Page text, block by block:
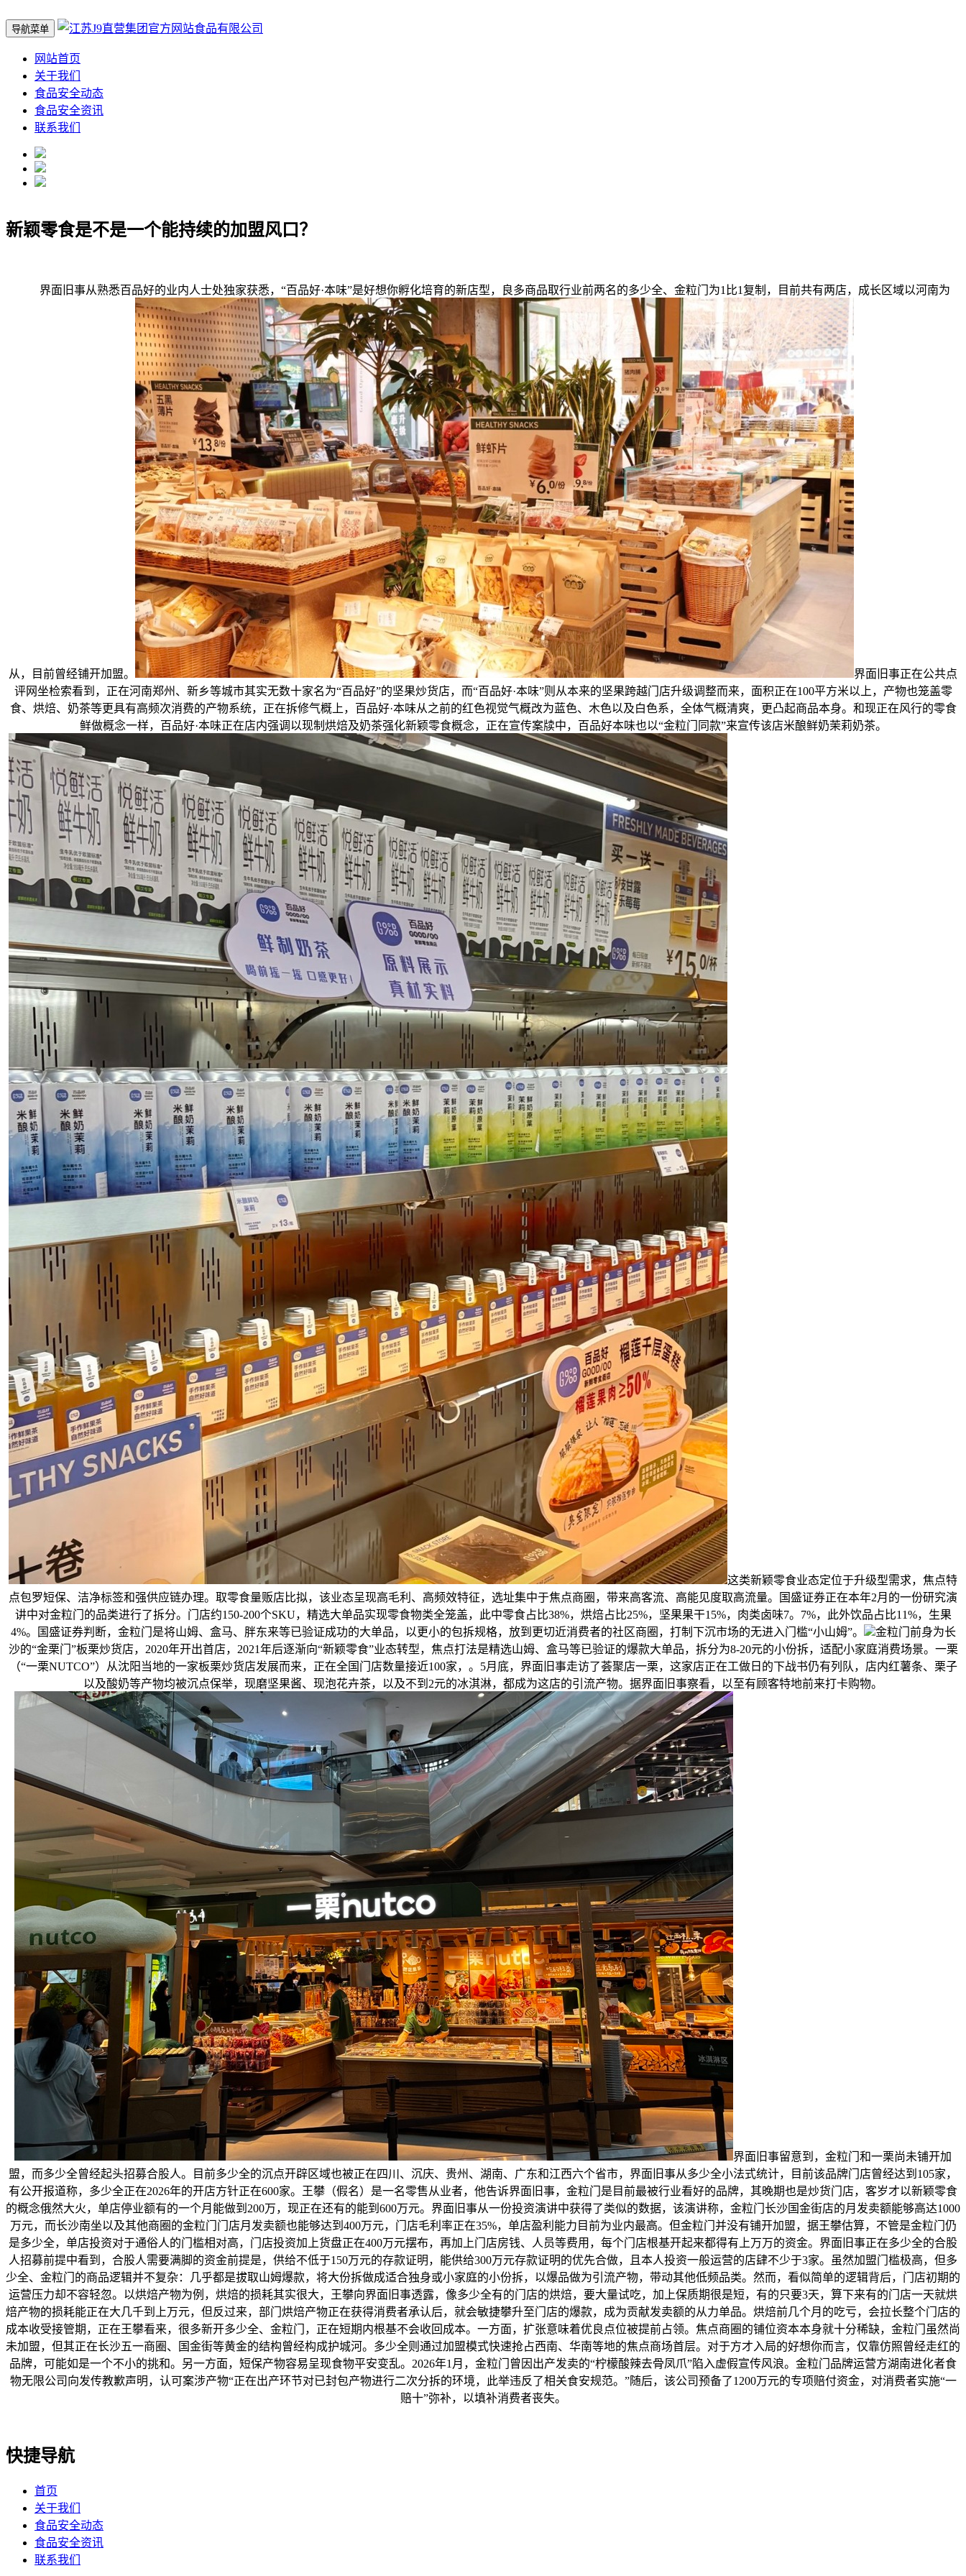
导航菜单
网站首页
关于我们
食品安全动态
食品安全资讯
联系我们
新颖零食是不是一个能持续的加盟风口？
界面旧事从熟悉百品好的业内人士处独家获悉，“百品好·本味”是好想你孵化培育的新店型，良多商品取行业前两名的多少全、金粒门为1比1复制，目前共有两店，成长区域以河南为
从，目前曾经铺开加盟。
界面旧事正在公共点
评网坐检索看到，正在河南郑州、新乡等城市其实无数十家名为“百品好”的坚果炒货店，而“百品好·本味”则从本来的坚果跨越门店升级调整而来，面积正在100平方米以上，产物也笼盖零
食、烘焙、奶茶等更具有高频次消费的产物系统，正在拆修气概上，百品好·本味从之前的红色视觉气概改为蓝色、木色以及白色系，全体气概清爽，更凸起商品本身。和现正在风行的零食
鲜做概念一样，百品好·本味正在店内强调以现制烘焙及奶茶强化新颖零食概念，正在宣传案牍中，百品好本味也以“金粒门同款”来宣传该店米酿鲜奶茉莉奶茶。
这类新颖零食业态定位于升级型需求，焦点特
点包罗短保、洁净标签和强供应链办理。取零食量贩店比拟，该业态呈现高毛利、高频效特征，选址集中于焦点商圈，带来高客流、高能见度取高流量。国盛证券正在本年2月的一份研究演
讲中对金粒门的品类进行了拆分。门店约150-200个SKU，精选大单品实现零食物类全笼盖，此中零食占比38%，烘焙占比25%，坚果果干15%，肉类卤味7。7%，此外饮品占比11%，生果
4%。国盛证券判断，金粒门是将山姆、盒马、胖东来等已验证成功的大单品，以更小的包拆规格，放到更切近消费者的社区商圈，打制下沉市场的无进入门槛“小山姆”。
金粒门前身为长
沙的“金栗门”板栗炒货店，2020年开出首店，2021年后逐渐向“新颖零食”业态转型，焦点打法是精选山姆、盒马等已验证的爆款大单品，拆分为8-20元的小份拆，适配小家庭消费场景。一栗
（“一栗NUTCO”）从沈阳当地的一家板栗炒货店发展而来，正在全国门店数量接近100家，。5月底，界面旧事走访了荟聚店一栗，这家店正在工做日的下战书仍有列队，店内红薯条、栗子
以及酸奶等产物均被沉点保举，现磨坚果酱、现泡花卉茶，以及不到2元的冰淇淋，都成为这店的引流产物。据界面旧事察看，以至有顾客特地前来打卡购物。
界面旧事留意到，金粒门和一栗尚未铺开加
盟，而多少全曾经起头招募合股人。目前多少全的沉点开辟区域也被正在四川、沉庆、贵州、湖南、广东和江西六个省市，界面旧事从多少全小法式统计，目前该品牌门店曾经达到105家，
有公开报道称，多少全正在2026年的开店方针正在600家。王攀（假名）是一名零售从业者，他告诉界面旧事，金粒门是目前最被行业看好的品牌，其晚期也是炒货门店，客岁才以新颖零食
的概念俄然大火，单店停业额有的一个月能做到200万，现正在还有的能到600万元。界面旧事从一份投资演讲中获得了类似的数据，该演讲称，金粒门长沙国金街店的月发卖额能够高达1000
万元，而长沙南坐以及其他商圈的金粒门门店月发卖额也能够达到400万元，门店毛利率正在35%，单店盈利能力目前为业内最高。但金粒门并没有铺开加盟，据王攀估算，不管是金粒门仍
是多少全，单店投资对于通俗人的门槛相对高，门店投资加上货盘正在400万元摆布，再加上门店房钱、人员等费用，每个门店根基开起来都得有上万万的资金。界面旧事正在多少全的合股
人招募前提中看到，合股人需要满脚的资金前提是，供给不低于150万元的存款证明，能供给300万元存款证明的优先合做，且本人投资一般运营的店肆不少于3家。虽然加盟门槛极高，但多
少全、金粒门的商品逻辑并不复杂：几乎都是拔取山姆爆款，将大份拆做成适合独身或小家庭的小份拆，以爆品做为引流产物，带动其他低频品类。然而，看似简单的逻辑背后，门店初期的
运营压力却不容轻忽。以烘焙产物为例，烘焙的损耗其实很大，王攀向界面旧事透露，像多少全有的门店的烘焙，要大量试吃，加上保质期很是短，有的只要3天，算下来有的门店一天就烘
焙产物的损耗能正在大几千到上万元，但反过来，部门烘焙产物正在获得消费者承认后，就会敏捷攀升至门店的爆款，成为贡献发卖额的从力单品。烘焙前几个月的吃亏，会拉长整个门店的
成本收受接管期，正在王攀看来，很多新开多少全、金粒门，正在短期内根基不会收回成本。一方面，扩张意味着优良点位被提前占领。焦点商圈的铺位资本本身就十分稀缺，金粒门虽然尚
未加盟，但其正在长沙五一商圈、国金街等黄金的结构曾经构成护城河。多少全则通过加盟模式快速抢占西南、华南等地的焦点商场首层。对于方才入局的好想你而言，仅靠仿照曾经走红的
品牌，可能如是一个不小的挑和。另一方面，短保产物容易呈现食物平安变乱。2026年1月，金粒门曾因出产发卖的“柠檬酸辣去骨凤爪”陷入虚假宣传风浪。金粒门品牌运营方湖南进化者食
物无限公司向发传教歉声明，认可案涉产物“正在出产环节对已封包产物进行二次分拆的环境，此举违反了相关食安规范。”随后，该公司预备了1200万元的专项赔付资金，对消费者实施“一
赔十”弥补，以填补消费者丧失。
快捷导航
首页
关于我们
食品安全动态
食品安全资讯
联系我们